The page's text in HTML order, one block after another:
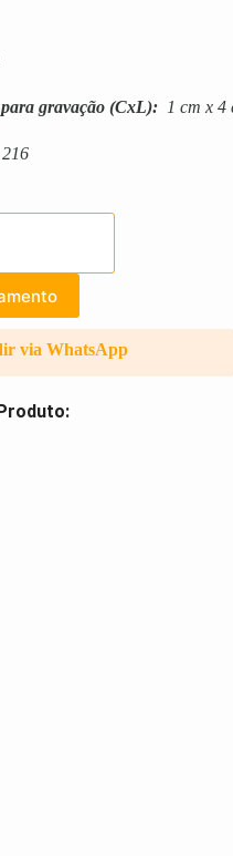
gravação (CxL): 1 cm x 4
216
via WhatsApp